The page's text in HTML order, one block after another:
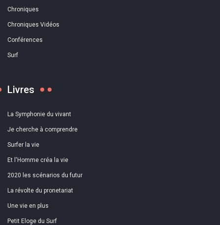
Chroniques
Chroniques Vidéos
Conférences
Surf
Livres
La Symphonie du vivant
Je cherche à comprendre
Surfer la vie
Et l'Homme créa la vie
2020 les scénarios du futur
La révolte du pronetariat
Une vie en plus
Petit Eloge du Surf